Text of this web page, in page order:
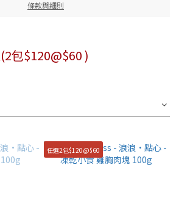
條款與細則
包$120@$60 )
任選2包$120@$60